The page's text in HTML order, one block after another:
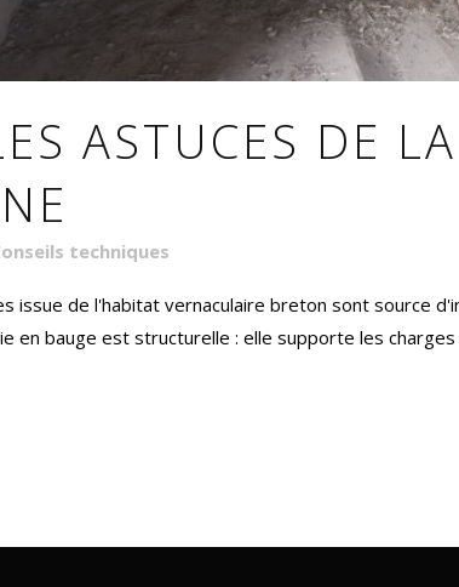
ASTUCES DE
techniques
issue de l'habitat vernaculaire breton sont source
en bauge est structurelle : elle supporte les